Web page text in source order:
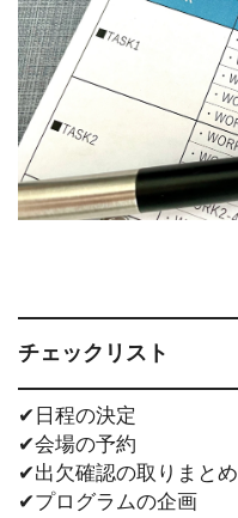
チェックリスト
✔︎日程の決定
✔︎会場の予約
✔︎出欠確認の取りまとめ
✔︎プログラムの企画